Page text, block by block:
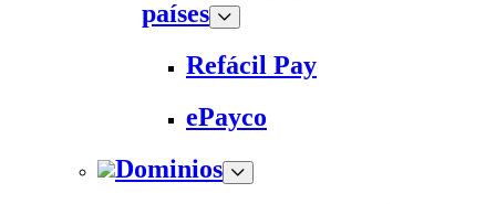
países
Refácil Pay
ePayco
Dominios